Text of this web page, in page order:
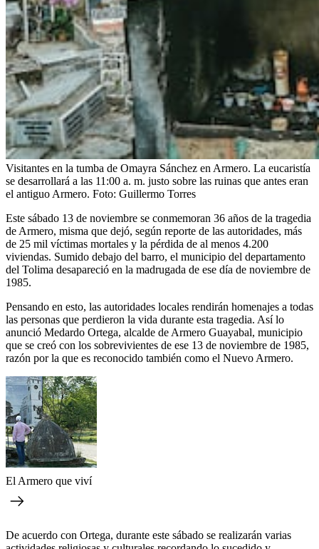
Visitantes en la tumba de Omayra Sánchez en Armero. La eucaristía
se desarrollará a las 11:00 a. m. justo sobre las ruinas que antes eran
el antiguo Armero. Foto: Guillermo Torres
Este sábado 13 de noviembre se conmemoran 36 años de la tragedia
de Armero, misma que dejó, según reporte de las autoridades, más
de 25 mil víctimas mortales y la pérdida de al menos 4.200
viviendas. Sumido debajo del barro, el municipio del departamento
del Tolima desapareció en la madrugada de ese día de noviembre de
1985.
Pensando en esto, las autoridades locales rendirán homenajes a todas
las personas que perdieron la vida durante esta tragedia. Así lo
anunció Medardo Ortega, alcalde de Armero Guayabal, municipio
que se creó con los sobrevivientes de ese 13 de noviembre de 1985,
razón por la que es reconocido también como el Nuevo Armero.
El Armero que viví
De acuerdo con Ortega, durante este sábado se realizarán varias